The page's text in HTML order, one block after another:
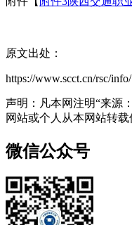
原文出处：
https://www.scct.cn/rsc/
声明：凡本网注明“来源
网站或个人从本网站转
微信公众号